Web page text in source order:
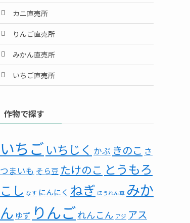
カニ直売所
りんご直売所
みかん直売所
いちご直売所
作物で探す
いちご いちじく かぶ きのこ さ
つまいも そら豆 たけのこ とうもろ
こし なす にんにく ねぎ ほうれん草 みか
ん ゆず りんごれんこん アジ アス